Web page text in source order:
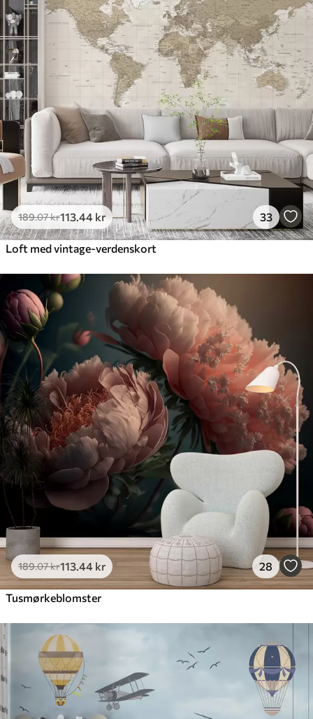
189.07kr113 .44 kr 33
Loft med vintage-verdenskort
189.07kr113 .44 kr 28
Tusmørkeblomster